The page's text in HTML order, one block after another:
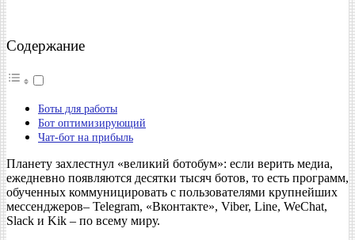
Содержание
Боты для работы
Бот оптимизирующий
Чат-бот на прибыль
Планету захлестнул «великий ботобум»: если верить медиа,
ежедневно появляются десятки тысяч ботов, то есть программ,
обученных коммуницировать с пользователями крупнейших
мессенджеров– Telegram, «Вконтакте», Viber, Line, WeChat,
Slack и Kik – по всему миру.